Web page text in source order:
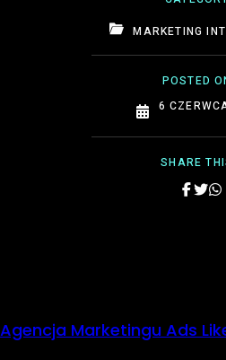
MARKETING
POSTED
6
SHARE
Agencja Marketingu Ads